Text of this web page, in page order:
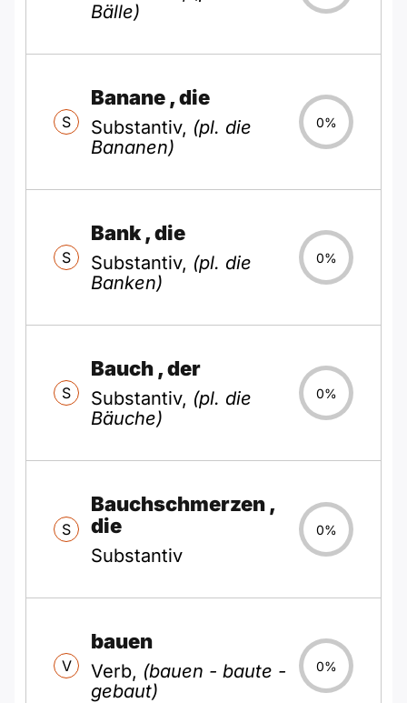
Bälle)
S
Banane , die
Substantiv, (pl. die
Bananen)
0%
S
Bank , die
Substantiv, (pl. die
Banken)
0%
S
Bauch , der
Substantiv, (pl. die
Bäuche)
0%
S
Bauchschmerzen ,
die
Substantiv
0%
V
bauen
Verb, (bauen - baute -
gebaut)
0%